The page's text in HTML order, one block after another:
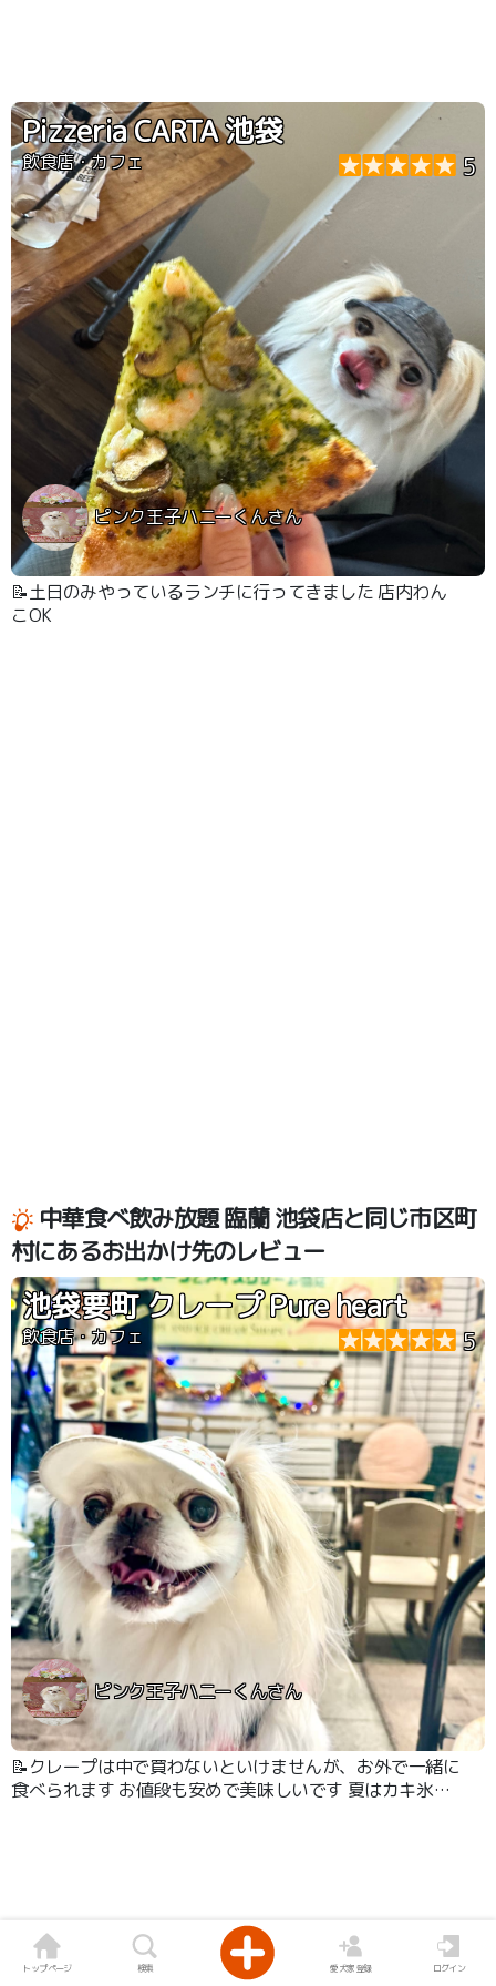
Pizzeria CARTA 池袋
飲食店・カフェ 5
ピンク王子ハニーくんさん
📝土日のみやっているランチに行ってきました 店内わん
こOK
中華食べ飲み放題 臨蘭 池袋店と同じ市区町
村にあるお出かけ先のレビュー
池袋要町 クレープ Pure heart
飲食店・カフェ 5
ピンク王子ハニーくんさん
📝クレープは中で買わないといけませんが、お外で一緒に
食べられます お値段も安めで美味しいです 夏はカキ氷も
トップページ 検索 愛犬家登録 ログイン